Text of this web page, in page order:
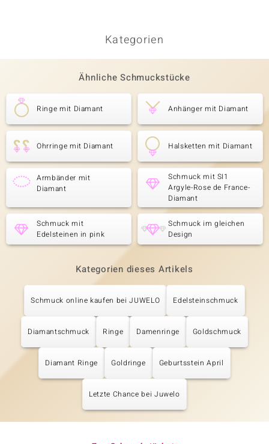
Kategorien
Ähnliche Schmuckstücke
Ringe mit Diamant Anhänger mit Diamant
Ohrringe mit Diamant Halsketten mit Diamant
Armbänder mit
Diamant
Schmuck mit SI1
Argyle-Rose de France-
Diamant
Schmuck mit
Edelsteinen in pink
Schmuck im gleichen
Design
Kategorien dieses Artikels
Schmuck online kaufen bei JUWELO Edelsteinschmuck
Diamantschmuck Ringe Damenringe Goldschmuck
Diamant Ringe Goldringe Geburtsstein April
Letzte Chance bei Juwelo